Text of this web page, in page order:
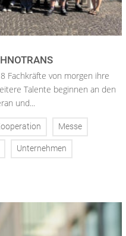
Fachkräfte von morgen ihre
Talente beginnen an den
und...
Messe
Unternehmen